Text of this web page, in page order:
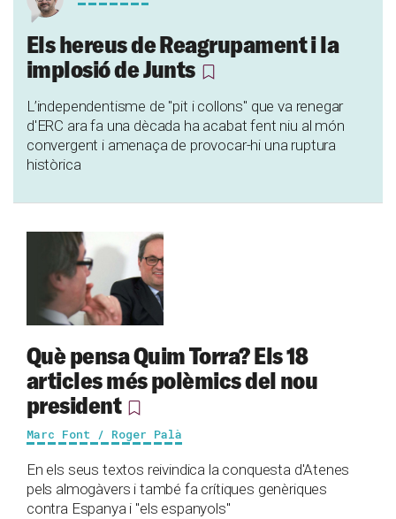
Els hereus de Reagrupament i la
implosió de Junts
L’independentisme de "pit i collons" que va renegar
d'ERC ara fa una dècada ha acabat fent niu al món
convergent i amenaça de provocar-hi una ruptura
històrica
Què pensa Quim Torra? Els 18
articles més polèmics del nou
president
Marc Font / Roger Palà
En els seus textos reivindica la conquesta d'Atenes
pels almogàvers i també fa crítiques genèriques
contra Espanya i "els espanyols"